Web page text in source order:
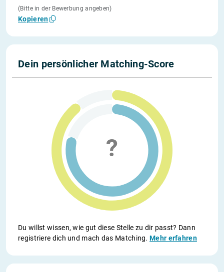
(Bitte in der Bewerbung angeben)
Kopieren
Dein persönlicher Matching-Score
Du willst wissen, wie gut diese Stelle zu dir passt? Dann
registriere dich und mach das Matching.Mehr erfahren